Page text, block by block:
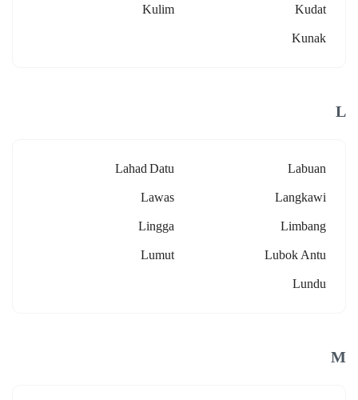
Kudat
Kulim
Kunak
L
Labuan
Lahad Datu
Langkawi
Lawas
Limbang
Lingga
Lubok Antu
Lumut
Lundu
M